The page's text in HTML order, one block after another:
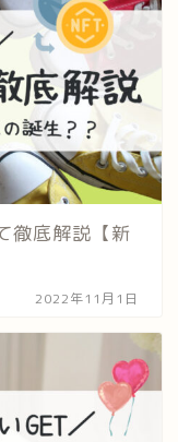
徹底解説【新
2022年11月1日